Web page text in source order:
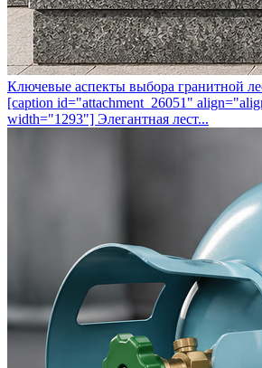
Ключевые аспекты выбора гранитной
[caption id="attachment_26051"
width="1293"] Элегантная лест...